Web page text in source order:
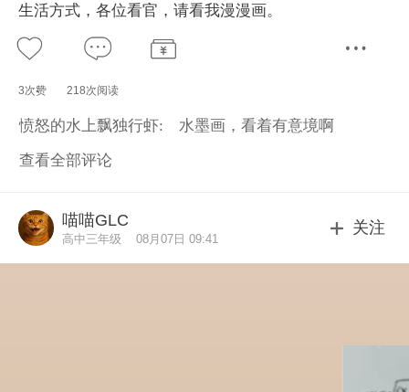
生活方式，各位看官，请看我漫漫画。
3次赞 218次阅读
愤怒的水上飘独行虾:
水墨画，看着有意境啊
查看全部评论
喵喵GLC
高中三年级 08月07日 09:41
关注